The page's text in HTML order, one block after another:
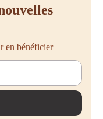
espace de travail de
et économisatrice
tailles et finitions.
des conseils sur la
à nous contacter, nous
à portes coulissantes
en bénéficier